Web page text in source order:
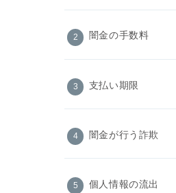
闇金の手数料
支払い期限
闇金が行う詐欺
個人情報の流出